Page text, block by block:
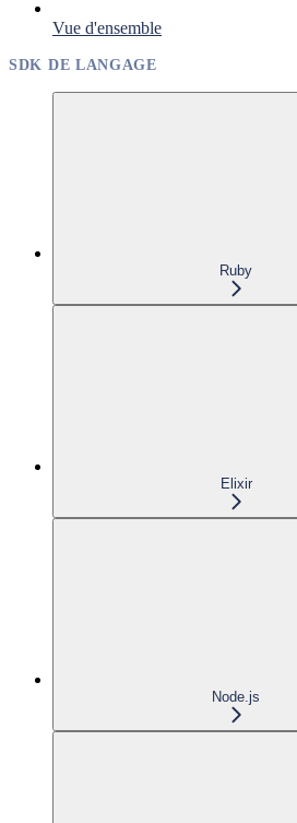
Vue d'ensemble
SDK DE LANGAGE
Ruby
Elixir
Node.js